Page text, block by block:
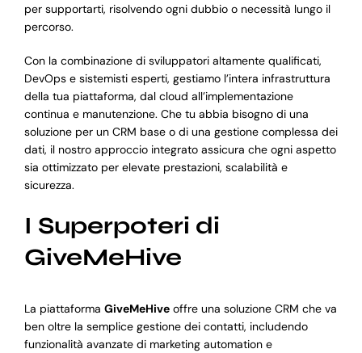
per supportarti, risolvendo ogni dubbio o necessità lungo il
percorso.
Con la combinazione di sviluppatori altamente qualificati,
DevOps e sistemisti esperti, gestiamo l’intera infrastruttura
della tua piattaforma, dal cloud all’implementazione
continua e manutenzione. Che tu abbia bisogno di una
soluzione per un CRM base o di una gestione complessa dei
dati, il nostro approccio integrato assicura che ogni aspetto
sia ottimizzato per elevate prestazioni, scalabilità e
sicurezza.
I Superpoteri di
GiveMeHive
La piattaforma GiveMeHiveoffre una soluzione CRM che va
ben oltre la semplice gestione dei contatti, includendo
funzionalità avanzate di marketing automation e